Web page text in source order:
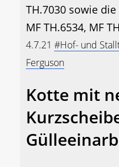
TH.7030 sowie
MF TH.6534, MF
4.7.21 #Hof- und
Ferguson
Kotte mit